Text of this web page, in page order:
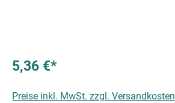
5,36 €*
Preise inkl. MwSt. zzgl. Versandkosten